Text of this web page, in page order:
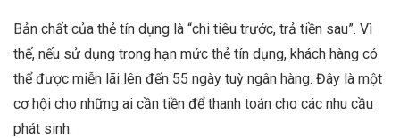
Bản chất của thẻ tín dụng là “chi tiêu trước, trả tiền sau”. Vì
thế, nếu sử dụng trong hạn mức thẻ tín dụng, khách hàng có
thể được miễn lãi lên đến 55 ngày tuỳ ngân hàng. Đây là một
cơ hội cho những ai cần tiền để thanh toán cho các nhu cầu
phát sinh.